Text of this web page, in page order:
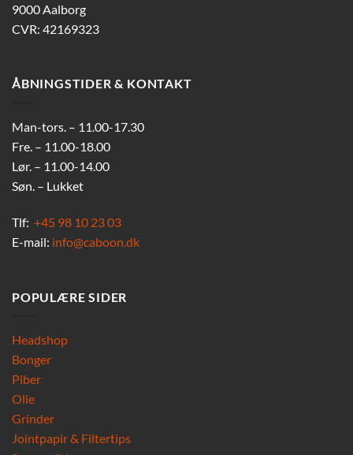
9000 Aalborg
CVR: 42169323
ÅBNINGSTIDER & KONTAKT
Man-tors. – 11.00-17.30
Fre. – 11.00-18.00
Lør. – 11.00-14.00
Søn. – Lukket
Tlf: +45 98 10 23 03
E-mail: info@caboon.dk
POPULÆRE SIDER
Headshop
Bonger
Piber
Olie
Grinder
Jointpapir & Filtertips